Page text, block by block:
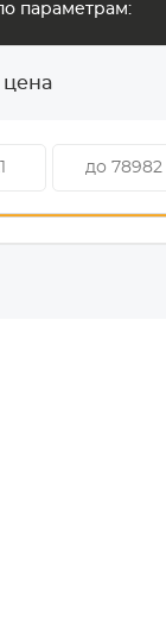
параметрам:
цена